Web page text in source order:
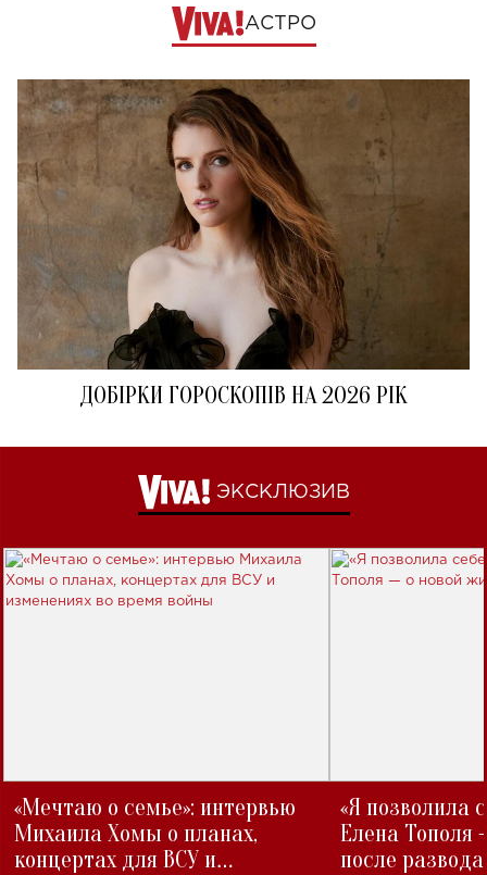
АСТРО
ДОБІРКИ ГОРОСКОПІВ НА 2026 РІК
ЭКСКЛЮЗИВ
«Мечтаю о семье»: интервью
Михаила Хомы о планах,
концертах для ВСУ и
«Я позволила
Елена Тополя
после развода